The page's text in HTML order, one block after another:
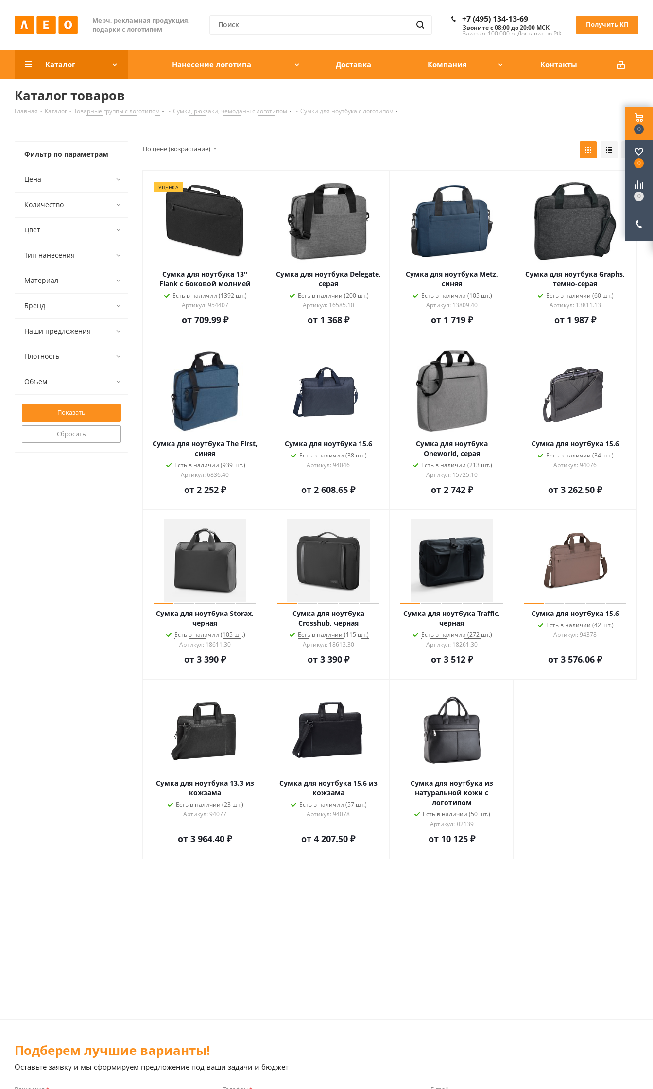
Мерч, рекламная продукция,
подарки с логотипом
+7 (495) 134-13-69
Звоните с 08:00 до 20:00 МСК
Заказ от 100 000 р. Доставка по РФ
Получить КП
Каталог Нанесение логотипа Доставка Компания Контакты
Каталог товаров
Главная - Каталог - Товарные группы c логотипом - Сумки, рюкзаки, чемоданы с логотипом - Сумки для ноутбука с логотипом
По цене (возрастание)
УЦЕНКА
Сумка для ноутбука 13''
Flank с боковой молнией
Есть в наличии (1392 шт.)
Артикул: 954407
от 709.99 ₽
Сумка для ноутбука Delegate,
серая
Есть в наличии (200 шт.)
Артикул: 16585.10
от 1 368 ₽
Сумка для ноутбука Metz,
синяя
Есть в наличии (105 шт.)
Артикул: 13809.40
от 1 719 ₽
Сумка для ноутбука Graphs,
темно-серая
Есть в наличии (60 шт.)
Артикул: 13811.13
от 1 987 ₽
Сумка для ноутбука The First,
синяя
Есть в наличии (939 шт.)
Артикул: 6836.40
от 2 252 ₽
Сумка для ноутбука 15.6
Есть в наличии (38 шт.)
Артикул: 94046
от 2 608.65 ₽
Сумка для ноутбука
Oneworld, серая
Есть в наличии (213 шт.)
Артикул: 15725.10
от 2 742 ₽
Сумка для ноутбука 15.6
Есть в наличии (34 шт.)
Артикул: 94076
от 3 262.50 ₽
Сумка для ноутбука Storax,
черная
Есть в наличии (105 шт.)
Артикул: 18611.30
от 3 390 ₽
Сумка для ноутбука
Crosshub, черная
Есть в наличии (115 шт.)
Артикул: 18613.30
от 3 390 ₽
Сумка для ноутбука Traffic,
черная
Есть в наличии (272 шт.)
Артикул: 18261.30
от 3 512 ₽
Сумка для ноутбука 15.6
Есть в наличии (42 шт.)
Артикул: 94378
от 3 576.06 ₽
Сумка для ноутбука 13.3 из
кожзама
Есть в наличии (23 шт.)
Артикул: 94077
от 3 964.40 ₽
Сумка для ноутбука 15.6 из
кожзама
Есть в наличии (57 шт.)
Артикул: 94078
от 4 207.50 ₽
Сумка для ноутбука из
натуральной кожи с
логотипом
Есть в наличии (50 шт.)
Артикул: Л2139
от 10 125 ₽
Фильтр по параметрам
Цена
Количество
Цвет
Тип нанесения
Материал
Бренд
Наши предложения
Плотность
Объем
Сбросить
Подберем лучшие варианты!
Оставьте заявку и мы сформируем предложение под ваши задачи и бюджет
0
0
0